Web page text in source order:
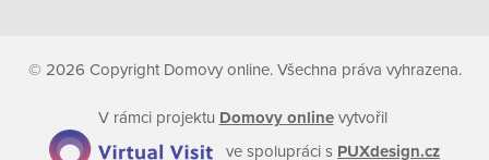
© 2026 Copyright Domovy online. Všechna práva vyhrazena.
V rámci projektu Domovy onlinevytvořil
ve spolupráci s PUXdesign.cz